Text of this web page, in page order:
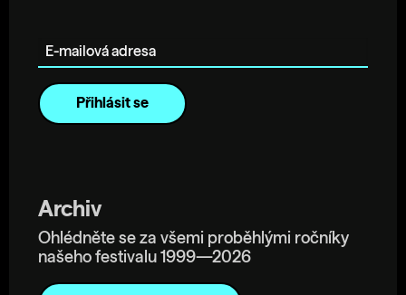
Archiv
Ohlédněte se za všemi proběhlými ročníky
našeho festivalu 1999—2026